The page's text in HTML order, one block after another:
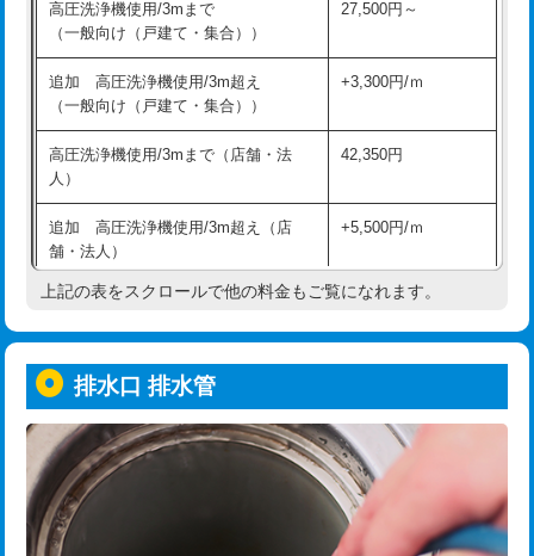
追加人工 16,500円
廃棄・処分 現場見積
※給水管工事は20mmまでの価格です。
給水管工事※（バンド止め)
給水管工事※（支持金具設置) 5,500円
給水管工事※（保温材使用（バンド止
め込み）)
5,500円
給水管工事※（土の掘削・埋め戻し作
業)
11,000円
給水管工事※（塩ビ管（VP・HI）使
用/3ｍまで)
用（追加）/3ｍ超え)
給水管工事※（ライニング鋼管・銅
管・ポリ管・HT管使用/3ｍまで)
44,000円
給水管工事※（ライニング鋼管・銅
管・ポリ管・HT管使用/3ｍ超え)
+8,800円
高圧洗浄機使用/3mまで
（一般向け（戸建て・集合））
27,500円～
追加 高圧洗浄機使用/3m超え
（一般向け（戸建て・集合））
+3,300円/ｍ
高圧洗浄機使用/3mまで（店舗・法
人）
42,350円
追加 高圧洗浄機使用/3m超え（店
舗・法人）
+5,500円/ｍ
高度高圧洗浄換 現地調査
トーラー機使用/3mまで
追加トーラー機使用/3m超え +3,300円
カメラ調査 33,000円
桝清掃 8,800円
上記の表をスクロールで他の料金もご覧になれます。
排水口 排水管